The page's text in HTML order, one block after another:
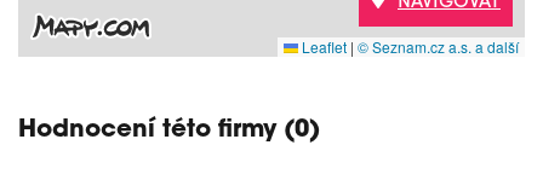
Leaflet | © Seznam.cz a.s. a další
Hodnocení této firmy (0)